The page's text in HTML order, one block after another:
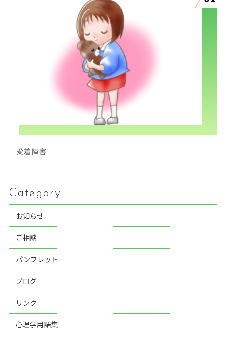
愛着障害
Category
お知らせ
ご相談
パンフレット
ブログ
リンク
心理学用語集